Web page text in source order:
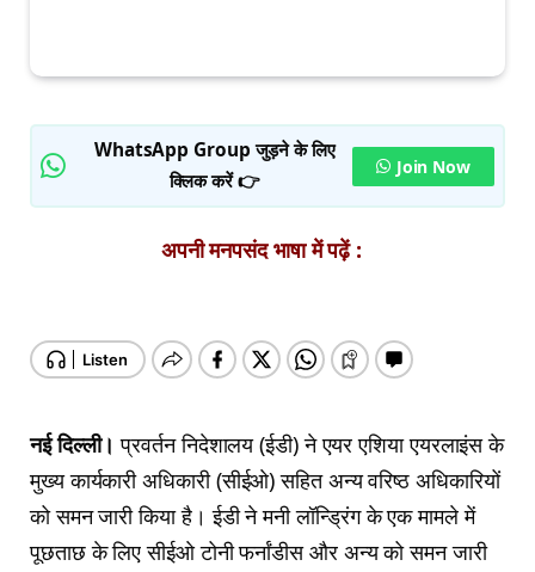
WhatsApp Group जुड़ने के लिए
क्लिक करें 👉
Join Now
अपनी मनपसंद भाषा में पढ़ें :
नई दिल्‍ली। प्रवर्तन निदेशालय (ईडी) ने ए‍यर एशिया एयरलाइंस के
मुख्‍य कार्यकारी अधिकारी (सीईओ) सहित अन्‍य वरिष्‍ठ अधिकारियों
को समन जारी किया है। ईडी ने मनी लॉन्ड्रिंग के एक मामले में
पूछताछ के लिए सीईओ टोनी फर्नांडीस और अन्य को समन जारी